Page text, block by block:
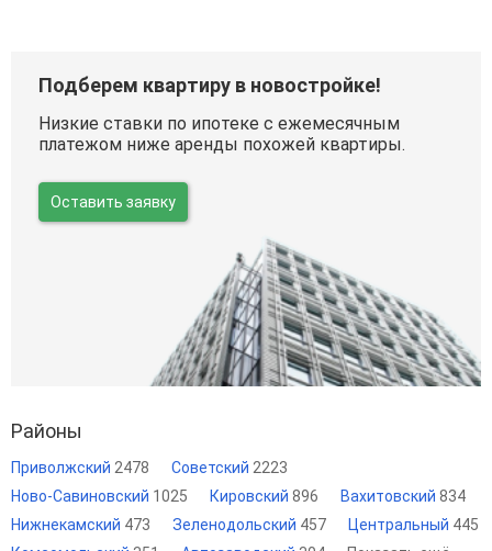
Подберем квартиру в новостройке!
Низкие ставки по ипотеке с ежемесячным
платежом ниже аренды похожей квартиры.
Оставить заявку
Районы
Приволжский 2478 Советский 2223
Ново-Савиновский 1025 Кировский 896 Вахитовский 834
Нижнекамский 473 Зеленодольский 457 Центральный 445